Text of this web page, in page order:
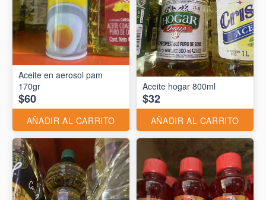
Aceite en aerosol pam
170gr
$60
AÑADIR AL CARRITO
Aceite hogar 800ml
$32
AÑADIR AL CARRITO